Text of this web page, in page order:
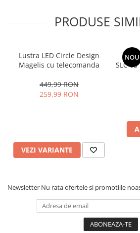
PRODUSE
Lustra LED Circle Design
Magelis cu telecomanda
449,99 RON
259,99 RON
VEZI VARIANTE
NOU
SLC
Newsletter Nu rata ofertele si promotiile